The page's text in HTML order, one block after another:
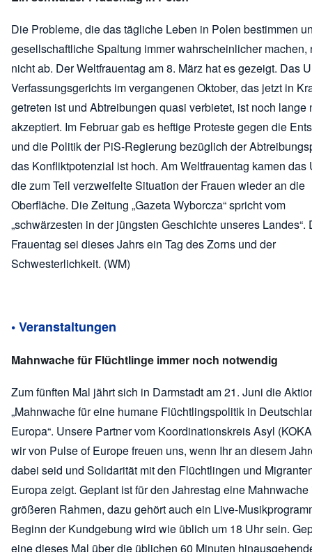
Die Probleme, die das tägliche Leben in Polen bestimmen
gesellschaftliche Spaltung immer wahrscheinlicher machen,
nicht ab. Der Weltfrauentag am 8. März hat es gezeigt. Das
Verfassungsgerichts im vergangenen Oktober, das jetzt in
getreten ist und Abtreibungen quasi verbietet, ist noch lange
akzeptiert. Im Februar gab es heftige Proteste gegen die
und die Politik der PiS-Regierung bezüglich der
das Konfliktpotenzial ist hoch. Am Weltfrauentag kamen das
die zum Teil verzweifelte Situation der Frauen wieder an die
Oberfläche. Die Zeitung „Gazeta Wyborcza“ spricht vom
„schwärzesten in der jüngsten Geschichte unseres Landes“.
Frauentag sei dieses Jahrs ein Tag des Zorns und der
Schwesterlichkeit. (WM)
• Veranstaltungen
Mahnwache für Flüchtlinge immer noch notwendig
Zum fünften Mal jährt sich in Darmstadt am 21. Juni die
„Mahnwache für eine humane Flüchtlingspolitik in
Europa“. Unsere Partner vom Koordinationskreis Asyl
wir von Pulse of Europe freuen uns, wenn Ihr an diesem
dabei seid und Solidarität mit den Flüchtlingen und
Europa zeigt. Geplant ist für den Jahrestag eine
größeren Rahmen, dazu gehört auch ein Live-
Beginn der Kundgebung wird wie üblich um 18 Uhr sein.
eine dieses Mal über die üblichen 60 Minuten